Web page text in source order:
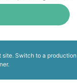
site. Switch to a production
.